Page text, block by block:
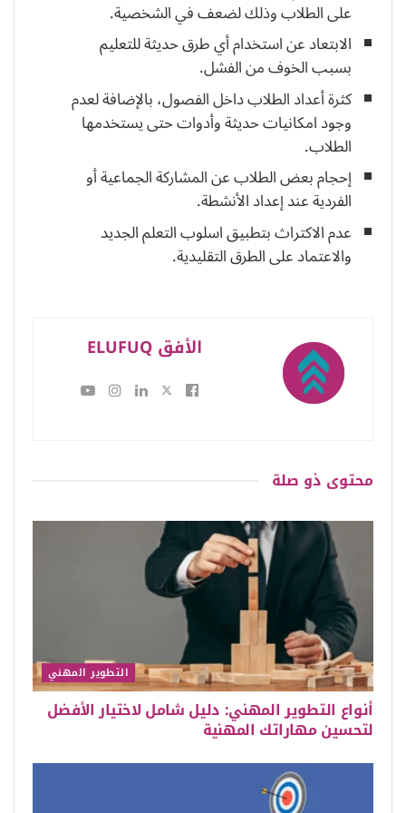
على الطلاب وذلك لضعف في الشخصية.
الابتعاد عن استخدام أي طرق حديثة للتعليم
بسبب الخوف من الفشل.
كثرة أعداد الطلاب داخل الفصول، بالإضافة لعدم
وجود امكانيات حديثة وأدوات حتى يستخدمها
الطلاب.
إحجام بعض الطلاب عن المشاركة الجماعية أو
الفردية عند إعداد الأنشطة.
عدم الاكتراث بتطبيق اسلوب التعلم الجديد
والاعتماد على الطرق التقليدية.
الأفق ELUFUQ
محتوى ذو صلة
التطوير المهني
أنواع التطوير المهني: دليل شامل لاختيار الأفضل
لتحسين مهاراتك المهنية